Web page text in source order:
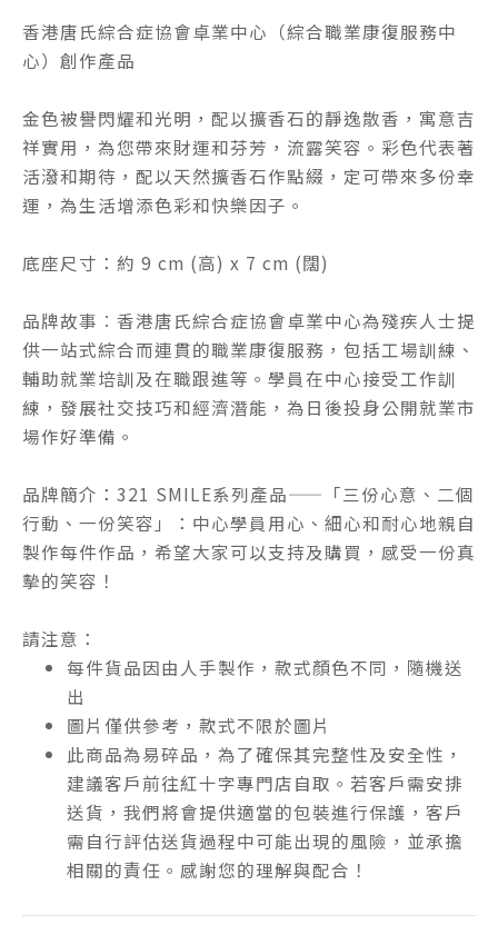
香港唐氏綜合症協會卓業中心（綜合職業康復服務中
心）創作產品
金色被譽閃耀和光明，配以擴香石的靜逸散香，寓意吉
祥實用，為您帶來財運和芬芳，流露笑容。彩色代表著
活潑和期待，配以天然擴香石作點綴，定可帶來多份幸
運，為生活增添色彩和快樂因子。
底座尺寸：約 9 cm (高) x 7 cm (闊)
品牌故事︰香港唐氏綜合症協會卓業中心為殘疾人士提
供一站式綜合而連貫的職業康復服務，包括工場訓練、
輔助就業培訓及在職跟進等。學員在中心接受工作訓
練，發展社交技巧和經濟潛能，為日後投身公開就業市
場作好準備。
品牌簡介：321 SMILE系列產品——「三份心意、二個
行動、一份笑容」：中心學員用心、細心和耐心地親自
製作每件作品，希望大家可以支持及購買，感受一份真
摰的笑容！
請注意：
每件貨品因由人手製作，款式顏色不同，隨機送
出
圖片僅供參考，款式不限於圖片
此商品為易碎品，為了確保其完整性及安全性，
建議客戶前往紅十字專門店自取。若客戶需安排
送貨，我們將會提供適當的包裝進行保護，客戶
需自行評估送貨過程中可能出現的風險，並承擔
相關的責任。感謝您的理解與配合！